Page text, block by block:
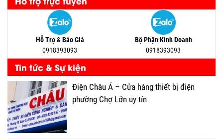
Hỗ Trợ & Báo Giá
0918393093
Bộ Phận Kinh Doanh
0918393093
Tin tức & Sự kiện
Điện Châu Á – Cửa hàng thiết bị điện
phường Chợ Lớn uy tín